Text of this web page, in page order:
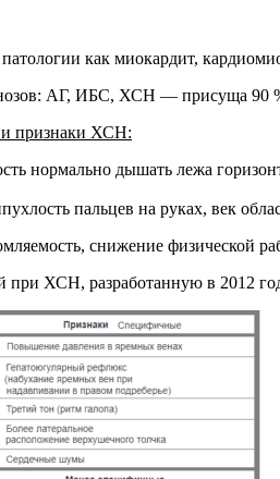
как миокардит,
АГ, ИБС, ХСН — присуща 90 %
признаки ХСН:
нормально дышать лежа
пальцев на руках, век
снижение физической
ХСН, разработанную в 2012